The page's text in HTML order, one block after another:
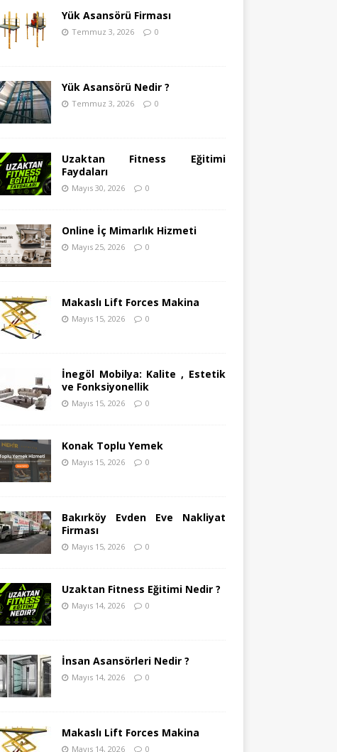
Yük Asansörü Firması
Temmuz 3, 2026 0
Yük Asansörü Nedir ?
Temmuz 3, 2026 0
Uzaktan Fitness Eğitimi
Faydaları
Mayıs 30, 2026 0
Online İç Mimarlık Hizmeti
Mayıs 25, 2026 0
Makaslı Lift Forces Makina
Mayıs 15, 2026 0
İnegöl Mobilya: Kalite , Estetik
ve Fonksiyonellik
Mayıs 15, 2026 0
Konak Toplu Yemek
Mayıs 15, 2026 0
Bakırköy Evden Eve Nakliyat
Firması
Mayıs 15, 2026 0
Uzaktan Fitness Eğitimi Nedir ?
Mayıs 14, 2026 0
İnsan Asansörleri Nedir ?
Mayıs 14, 2026 0
Makaslı Lift Forces Makina
Mayıs 14, 2026 0